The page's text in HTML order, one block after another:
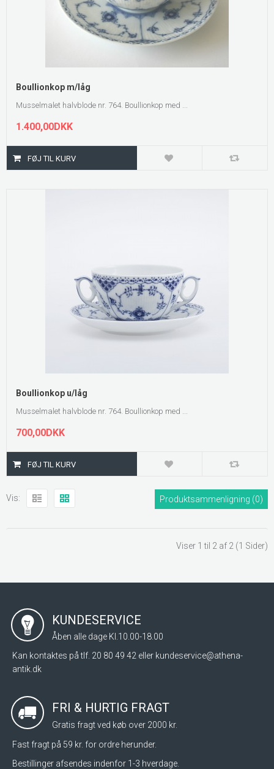
Boullionkop m/låg
Musselmalet halvblode nr. 764. Boullionkop med ...
1.400,00DKK
Boullionkop u/låg
Musselmalet halvblode nr. 764. Boullionkop med ...
700,00DKK
Vis: Produktsammenligning (0)
Viser 1 til 2 af 2 (1 Sider)
KUNDESERVICE
Åben alle dage Kl.10.00-18.00
Kan kontaktes på tlf. 20 80 49 42 eller kundeservice@athena-
antik.dk
FRI & HURTIG FRAGT
Gratis fragt ved køb over 2000 kr.
Fast fragt på 59 kr. for ordre herunder.
Bestillinger afsendes indenfor 1-3 hverdage.